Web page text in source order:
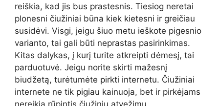
reiškia, kad jis bus prastesnis. Tiesiog neretai
plonesni čiužiniai būna kiek kietesni ir greičiau
susidėvi. Visgi, jeigu šiuo metu ieškote pigesnio
varianto, tai gali būti neprastas pasirinkimas.
Kitas dalykas, į kurį turite atkreipti dėmesį, tai
parduotuvė. Jeigu norite skirti mažesnį
biudžetą, turėtumėte pirkti internetu. Čiužiniai
internete ne tik pigiau kainuoja, bet ir pirkėjams